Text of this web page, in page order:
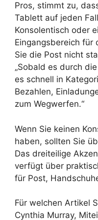
Pros, stimmt zu,
Tablett auf jeden
Konsolentisch oder
Eingangsbereich für
Sie die Post nicht
„Sobald es durch
es schnell in
Bezahlen,
zum Wegwerfen.“
Wenn Sie keinen
haben, sollten Sie
Das dreiteilige
verfügt über
für Post,
Für welchen Artikel
Cynthia Murray,